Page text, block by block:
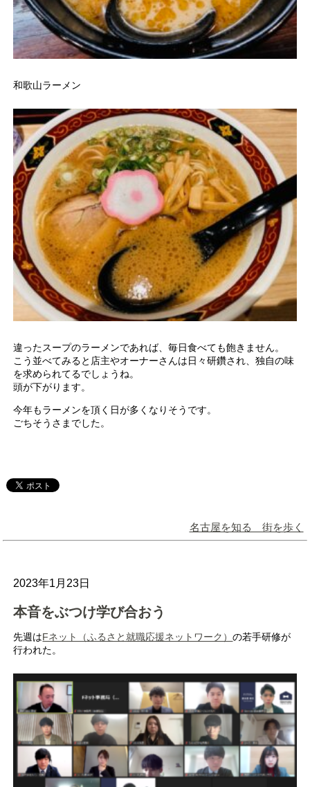
和歌山ラーメン
違ったスープのラーメンであれば、毎日食べても飽きません。
こう並べてみると店主やオーナーさんは日々研鑽され、独自の味
を求められてるでしょうね。
頭が下がります。
今年もラーメンを頂く日が多くなりそうです。
ごちそうさまでした。
名古屋を知る 街を歩く
2023年1月23日
本音をぶつけ学び合おう
先週はFネット（ふるさと就職応援ネットワーク）の若手研修が
行われた。